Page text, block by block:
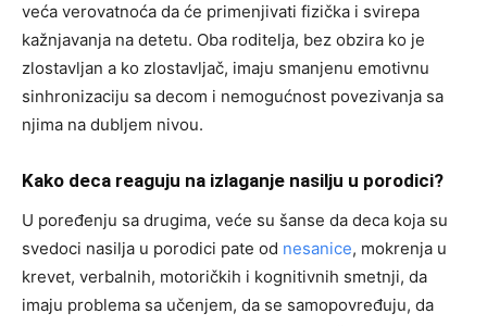
veća verovatnoća da će primenjivati fizička i svirepa
kažnjavanja na detetu. Oba roditelja, bez obzira ko je
zlostavljan a ko zlostavljač, imaju smanjenu emotivnu
sinhronizaciju sa decom i nemogućnost povezivanja sa
njima na dubljem nivou.
Kako deca reaguju na izlaganje nasilju u porodici?
U poređenju sa drugima, veće su šanse da deca koja su
svedoci nasilja u porodici pate od nesanice, mokrenja u
krevet, verbalnih, motoričkih i kognitivnih smetnji, da
imaju problema sa učenjem, da se samopovređuju, da